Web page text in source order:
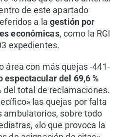
de este apartado
a lagestión por
económicas, como la RGI
expedientes.
área con más quejas -441-
espectacular del 69,6 %
del total de reclamaciones.
las quejas por falta
ambulatorios, sobre todo
«lo que provoca la